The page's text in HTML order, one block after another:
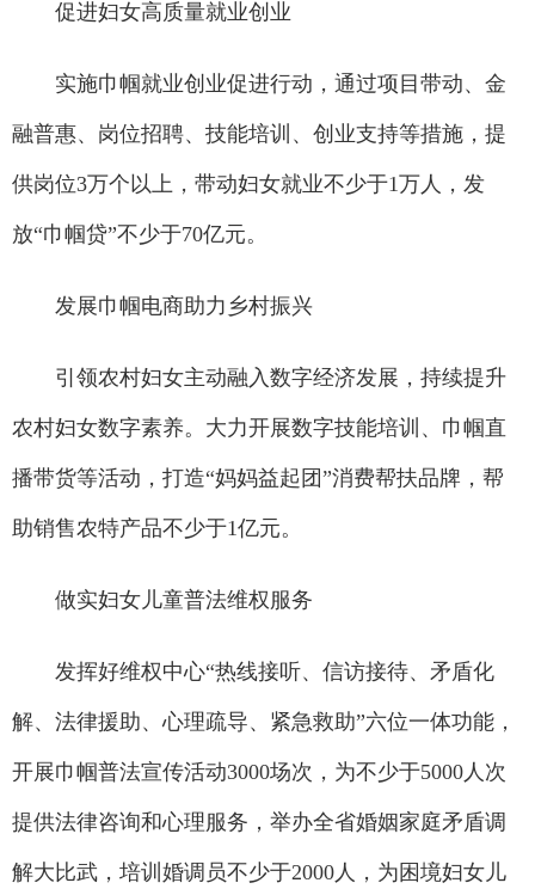
促进妇女高质量就业创业
实施巾帼就业创业促进行动，通过项目带动、金
融普惠、岗位招聘、技能培训、创业支持等措施，提
供岗位3万个以上，带动妇女就业不少于1万人，发
放“巾帼贷”不少于70亿元。
发展巾帼电商助力乡村振兴
引领农村妇女主动融入数字经济发展，持续提升
农村妇女数字素养。大力开展数字技能培训、巾帼直
播带货等活动，打造“妈妈益起团”消费帮扶品牌，帮
助销售农特产品不少于1亿元。
做实妇女儿童普法维权服务
发挥好维权中心“热线接听、信访接待、矛盾化
解、法律援助、心理疏导、紧急救助”六位一体功能，
开展巾帼普法宣传活动3000场次，为不少于5000人次
提供法律咨询和心理服务，举办全省婚姻家庭矛盾调
解大比武，培训婚调员不少于2000人，为困境妇女儿